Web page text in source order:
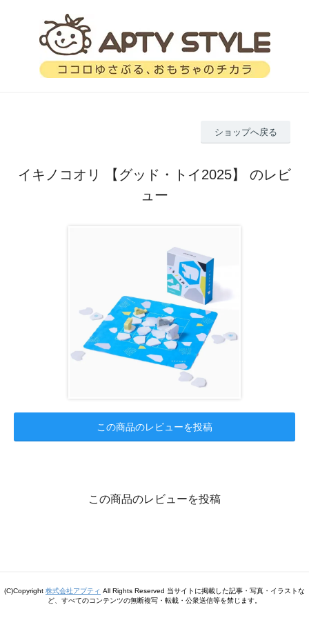
ショップへ戻る
イキノコオリ 【グッド・トイ2025】 のレビ
ュー
この商品のレビューを投稿
この商品のレビューを投稿
(C)Copyright 株式会社アプティ All Rights Reserved 当サイトに掲載した記事・写真・イラストな
ど、すべてのコンテンツの無断複写・転載・公衆送信等を禁じます。